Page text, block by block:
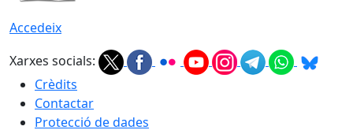
Accedeix
Xarxes socials:
Crèdits
Contactar
Protecció de dades